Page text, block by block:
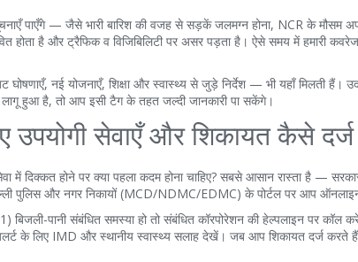
पाएँगे — जैसे भारी बारिश की वजह से सड़कें जलमग्न होना, NCR के मौसम
होता है और ट्रैफिक व विजिबिलिटी पर असर पड़ता है। ऐसे समय में
नई योजनाएँ, शिक्षा और स्वास्थ्य से जुड़े निर्देश — भी यहाँ मिलती हैं।
लागू हुआ है, तो आप इसी टैग के तहत जल्दी जानकारी पा सकेंगे।
उपयोगी सेवाएँ और शिकायत कैसे
में दिक्कत होने पर क्या पहला कदम होना चाहिए? सबसे आसान रास्ता है —
पुलिस और नगर निकायों (MCD/NDMC/EDMC) के पोर्टल पर आप
पानी संबंधित समस्या हो तो संबंधित कॉरपोरेशन की हेल्पलाइन पर कॉल करें;
के लिए IMD और स्थानीय स्वास्थ्य सलाह देखें। जब आप शिकायत दर्ज करते